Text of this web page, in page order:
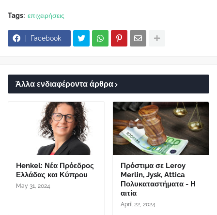
Tags: επιχειρήσεις
Facebook
Άλλα ενδιαφέροντα άρθρα
Henkel: Νέα Πρόεδρος
Ελλάδας και Κύπρου
May 31, 2024
Πρόστιμα σε Leroy
Merlin, Jysk, Attica
Πολυκαταστήματα - Η
αιτία
April 22, 2024